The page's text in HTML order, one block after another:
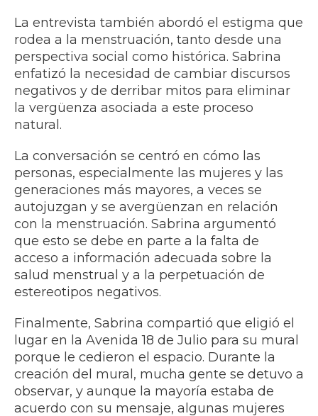
La entrevista también abordó el estigma que
rodea a la menstruación, tanto desde una
perspectiva social como histórica. Sabrina
enfatizó la necesidad de cambiar discursos
negativos y de derribar mitos para eliminar
la vergüenza asociada a este proceso
natural.
La conversación se centró en cómo las
personas, especialmente las mujeres y las
generaciones más mayores, a veces se
autojuzgan y se avergüenzan en relación
con la menstruación. Sabrina argumentó
que esto se debe en parte a la falta de
acceso a información adecuada sobre la
salud menstrual y a la perpetuación de
estereotipos negativos.
Finalmente, Sabrina compartió que eligió el
lugar en la Avenida 18 de Julio para su mural
porque le cedieron el espacio. Durante la
creación del mural, mucha gente se detuvo a
observar, y aunque la mayoría estaba de
acuerdo con su mensaje, algunas mujeres